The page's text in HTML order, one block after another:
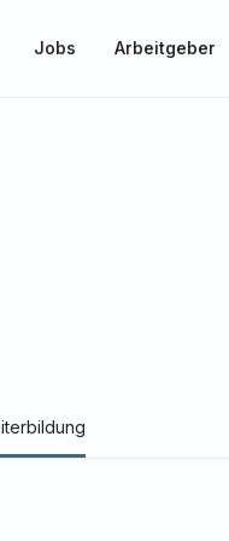
Jobs Arbeitgeber